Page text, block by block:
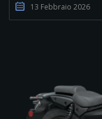
13 Febbraio 2026